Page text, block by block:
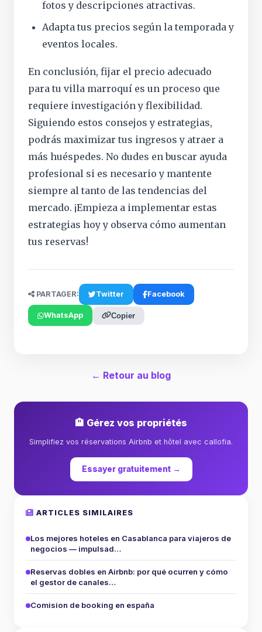
fotos y descripciones atractivas.
Adapta tus precios según la temporada y
eventos locales.
En conclusión, fijar el precio adecuado
para tu villa marroquí es un proceso que
requiere investigación y flexibilidad.
Siguiendo estos consejos y estrategias,
podrás maximizar tus ingresos y atraer a
más huéspedes. No dudes en buscar ayuda
profesional si es necesario y mantente
siempre al tanto de las tendencias del
mercado. ¡Empieza a implementar estas
estrategias hoy y observa cómo aumentan
tus reservas!
PARTAGER: Twitter Facebook
WhatsApp Copier
← Retour au blog
🏨 Gérez vos propriétés
Simplifiez vos réservations Airbnb et hôtel avec callofia.
Essayer gratuitement →
ARTICLES SIMILAIRES
Los mejores hoteles en Casablanca para viajeros de
negocios — impulsad…
Reservas dobles en Airbnb: por qué ocurren y cómo
el gestor de canales…
Comision de booking en españa